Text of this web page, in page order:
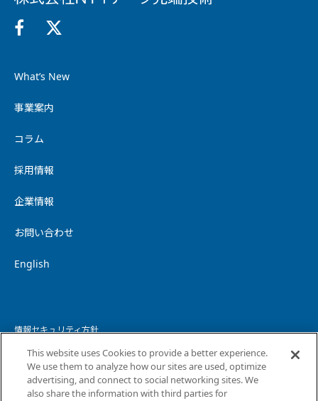
What’s New
事業案内
コラム
採用情報
企業情報
お問い合わせ
English
情報セキュリティ方針
個人情報保護方針
個人情報の取り扱いについて
This website uses Cookies to provide a better experience.
We use them to analyze how our sites are used, optimize
advertising, and connect to social networking sites. We
also share the information with third parties for